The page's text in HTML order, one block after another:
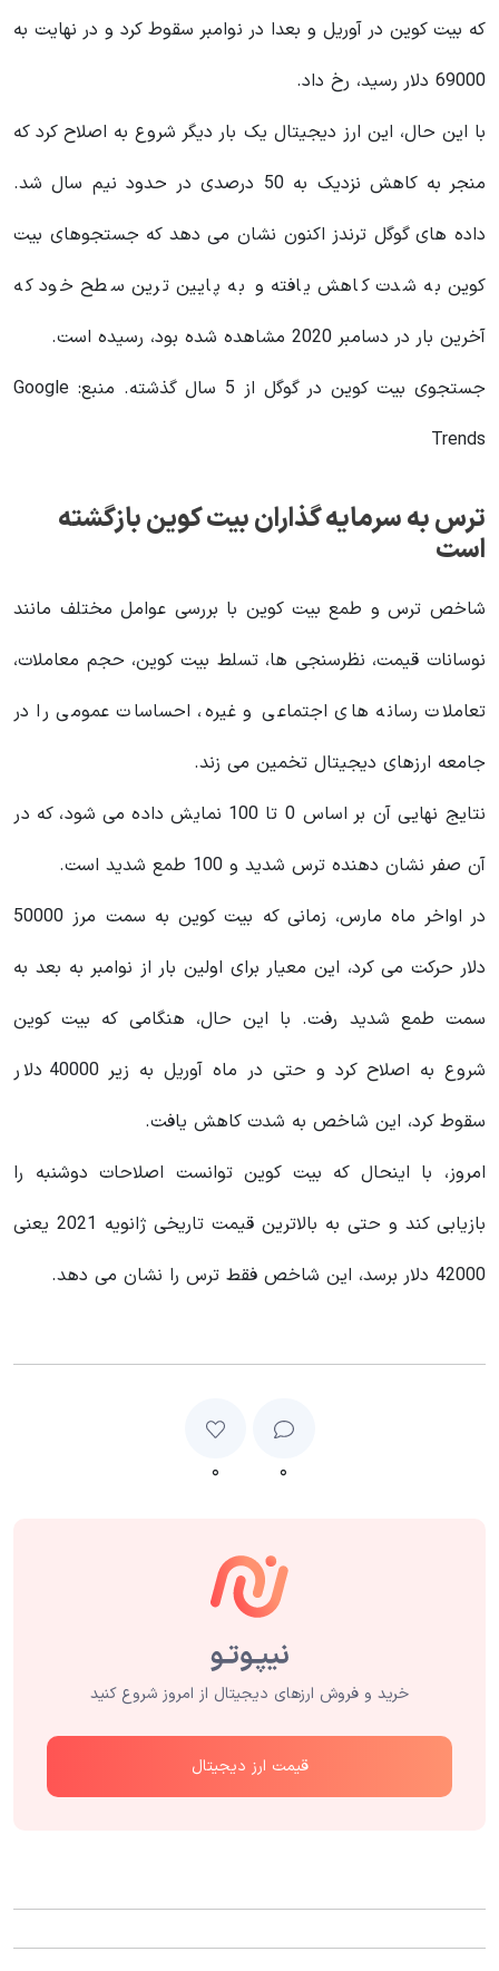
که بیت کوین در آوریل و بعدا در نوامبر سقوط کرد و در نهایت به
69000 دلار رسید، رخ داد.
با این حال، این ارز دیجیتال یک بار دیگر شروع به اصلاح کرد که
منجر به کاهش نزدیک به 50 درصدی در حدود نیم سال شد.
داده های گوگل ترندز اکنون نشان می دهد که جستجوهای بیت
کوین به شدت کاهش یافته و به پایین ترین سطح خود که
آخرین بار در دسامبر 2020 مشاهده شده بود، رسیده است.
جستجوی بیت کوین در گوگل از 5 سال گذشته. منبع: Google
Trends
ترس به سرمایه گذاران بیت کوین بازگشته
است
شاخص ترس و طمع بیت کوین با بررسی عوامل مختلف مانند
نوسانات قیمت، نظرسنجی ها، تسلط بیت کوین، حجم معاملات،
تعاملات رسانه های اجتماعی و غیره، احساسات عمومی را در
جامعه ارزهای دیجیتال تخمین می زند.
نتایج نهایی آن بر اساس 0 تا 100 نمایش داده می شود، که در
آن صفر نشان دهنده ترس شدید و 100 طمع شدید است.
در اواخر ماه مارس، زمانی که بیت کوین به سمت مرز 50000
دلار حرکت می کرد، این معیار برای اولین بار از نوامبر به بعد به
سمت طمع شدید رفت. با این حال، هنگامی که بیت کوین
شروع به اصلاح کرد و حتی در ماه آوریل به زیر 40000 دلار
سقوط کرد، این شاخص به شدت کاهش یافت.
امروز، با اینحال که بیت‌ کوین توانست اصلاحات دوشنبه را
بازیابی کند و حتی به بالاترین قیمت تاریخی ژانویه 2021 یعنی
42000 دلار برسد، این شاخص فقط ترس را نشان می‌ دهد.
۰ ۰
خرید و فروش ارزهای دیجیتال از امروز شروع کنید
قیمت ارز دیجیتال